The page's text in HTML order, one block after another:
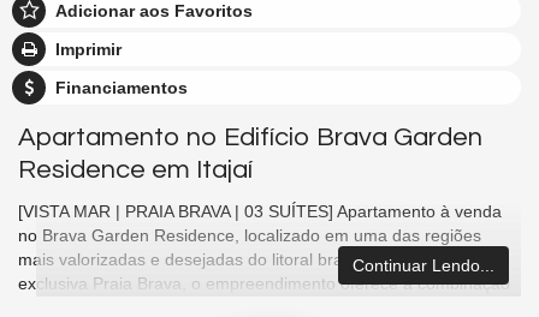
Adicionar aos Favoritos
Imprimir
Financiamentos
Apartamento no Edifício Brava Garden
Residence em Itajaí
[VISTA MAR | PRAIA BRAVA | 03 SUÍTES] Apartamento à venda
no Brava Garden Residence, localizado em uma das regiões
mais valorizadas e desejadas do litoral brasileiro. Situado na
exclusiva Praia Brava, o empreendimento oferece a combinação
Continuar Lendo...